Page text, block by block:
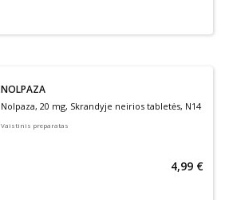
NOLPAZA
Nolpaza, 20 mg, Skrandyje neirios tabletės, N14
Vaistinis preparatas
4,99 €